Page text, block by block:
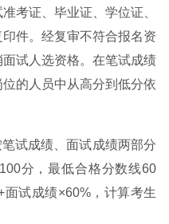
考证、毕业证、学位证、
件。经复审不符合报名资
试人选资格。在笔试成绩
的人员中从高分到低分依
试成绩、面试成绩两部分
分，最低合格分数线60
试成绩×60%，计算考生